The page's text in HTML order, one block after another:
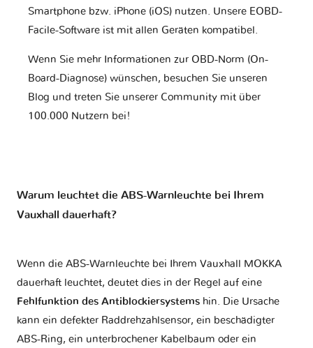
Smartphone bzw. iPhone (iOS) nutzen. Unsere EOBD-
Facile-Software ist mit allen Geräten kompatibel.
Wenn Sie mehr Informationen zur OBD-Norm (On-
Board-Diagnose) wünschen, besuchen Sie unseren
Blog und treten Sie unserer Community mit über
100.000 Nutzern bei!
Warum leuchtet die ABS-Warnleuchte bei Ihrem
Vauxhall dauerhaft?
Wenn die ABS-Warnleuchte bei Ihrem Vauxhall MOKKA
dauerhaft leuchtet, deutet dies in der Regel auf eine
Fehlfunktion des Antiblockiersystems hin. Die Ursache
kann ein defekter Raddrehzahlsensor, ein beschädigter
ABS-Ring, ein unterbrochener Kabelbaum oder ein